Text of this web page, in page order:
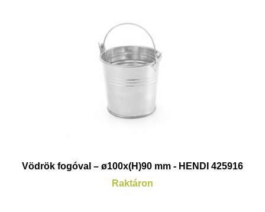
Vödrök fogóval – ø100x(H)90 mm - HENDI 425916
Raktáron